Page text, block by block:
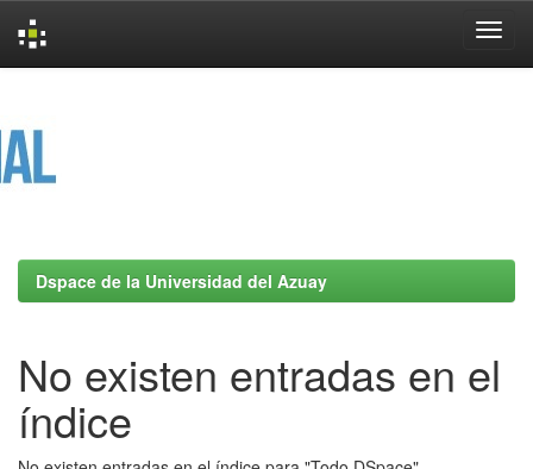
Dspace de la Universidad del Azuay
No existen entradas en el
índice